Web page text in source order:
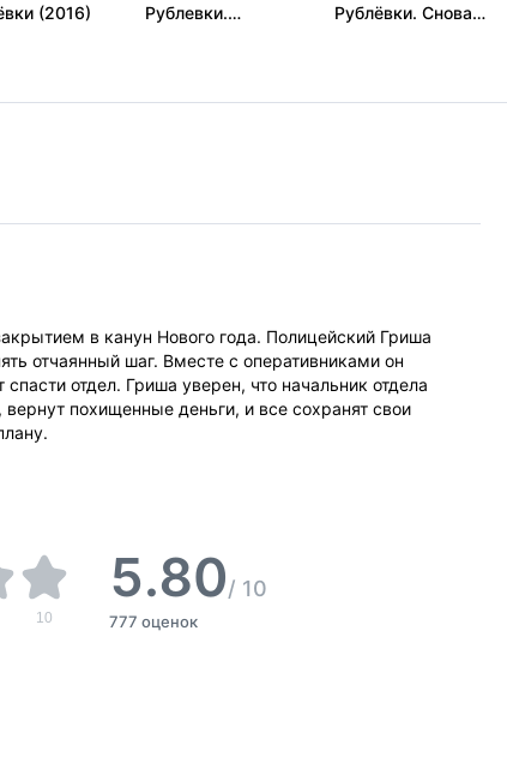
(2016)
Рублевки.
Рублёвки. Снова
в канун Нового года. Полицейский Гриша
отчаянный шаг. Вместе с оперативниками он
отдел. Гриша уверен, что начальник отдела
похищенные деньги, и все сохранят свои
10
5.80/ 10
777 оценок